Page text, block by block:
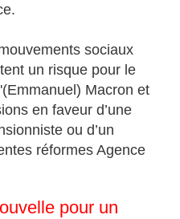
sociaux
un risque pour le
Macron et
en faveur d’une
ou d’un
réformes Agence
pour un